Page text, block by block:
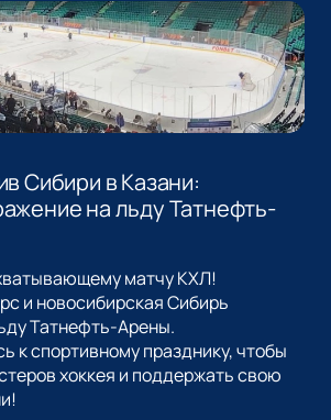
Сибири в Казани:
на льду Татнефть-
матчу КХЛ!
и новосибирская Сибирь
Татнефть-Арены.
к спортивному празднику, чтобы
хоккея и поддержать свою